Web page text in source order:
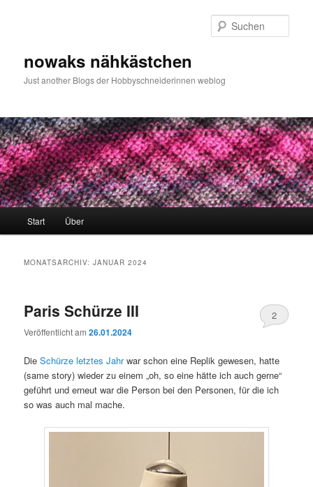
nowaks nähkästchen
Just another Blogs der Hobbyschneiderinnen weblog
Start Über
MONATSARCHIV:JANUAR 2024
Paris Schürze III
Veröffentlicht am26.01.2024
2
DieSchürze letztes Jahrwar schon eine Replik gewesen, hatte
(same story) wieder zu einem „oh, so eine hätte ich auch gerne“
geführt und erneut war die Person bei den Personen, für die ich
so was auch mal mache.